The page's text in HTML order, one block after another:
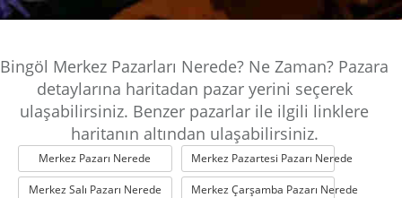
Bingöl Merkez Pazarları Nerede? Ne Zaman? Pazara
detaylarına haritadan pazar yerini seçerek
ulaşabilirsiniz. Benzer pazarlar ile ilgili linklere
haritanın altından ulaşabilirsiniz.
Merkez Pazarı Nerede Merkez Pazartesi Pazarı Nerede
Merkez Salı Pazarı Nerede Merkez Çarşamba Pazarı Nerede